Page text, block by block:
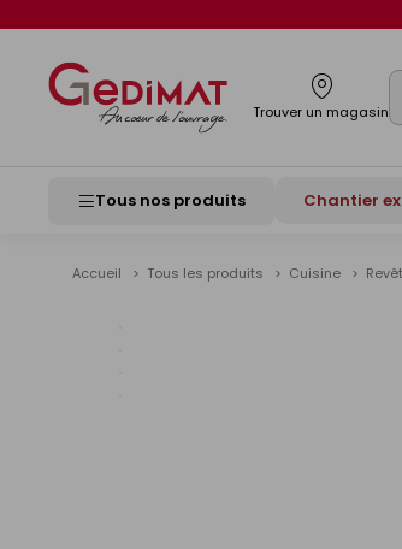
Trouver un magasin
Tous nos produits Chantier
Accueil Tous les produits Cuisine